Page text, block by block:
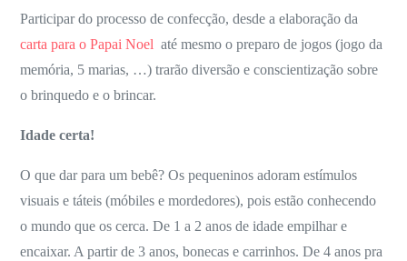
Participar do processo de confecção, desde a elaboração da
carta para o Papai Noel até mesmo o preparo de jogos (jogo da
memória, 5 marias, …) trarão diversão e conscientização sobre
o brinquedo e o brincar.
Idade certa!
O que dar para um bebê? Os pequeninos adoram estímulos
visuais e táteis (móbiles e mordedores), pois estão conhecendo
o mundo que oscerca. De 1 a 2 anos de idade empilhar e
encaixar. A partir de 3 anos, bonecas e carrinhos. De 4 anos pra